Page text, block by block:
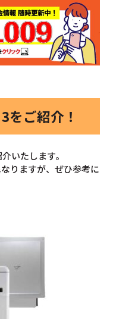
をご紹介！
いたします。
りますが、ぜひ参考に